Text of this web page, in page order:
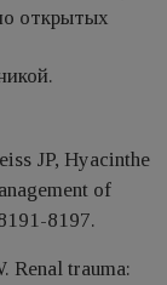
открытых
JP, Hyаcinthе
of
8197.
Renal trauma: